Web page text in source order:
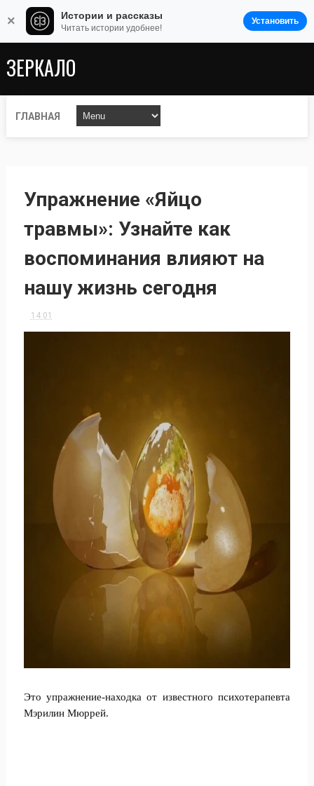
ЗЕРКАЛО
ГЛАВНАЯ
Упражнение «Яйцо
травмы»: Узнайте как
воспоминания влияют на
нашу жизнь сегодня
14:01
Это упражнение-находка от известного психотерапевта
Мэрилин Мюррей.
× Истории и рассказы
Читать истории удобнее!
Установить